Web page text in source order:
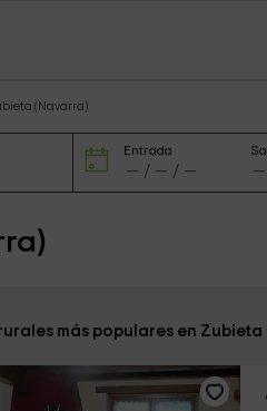
(Navarra)
Entrada
más populares en